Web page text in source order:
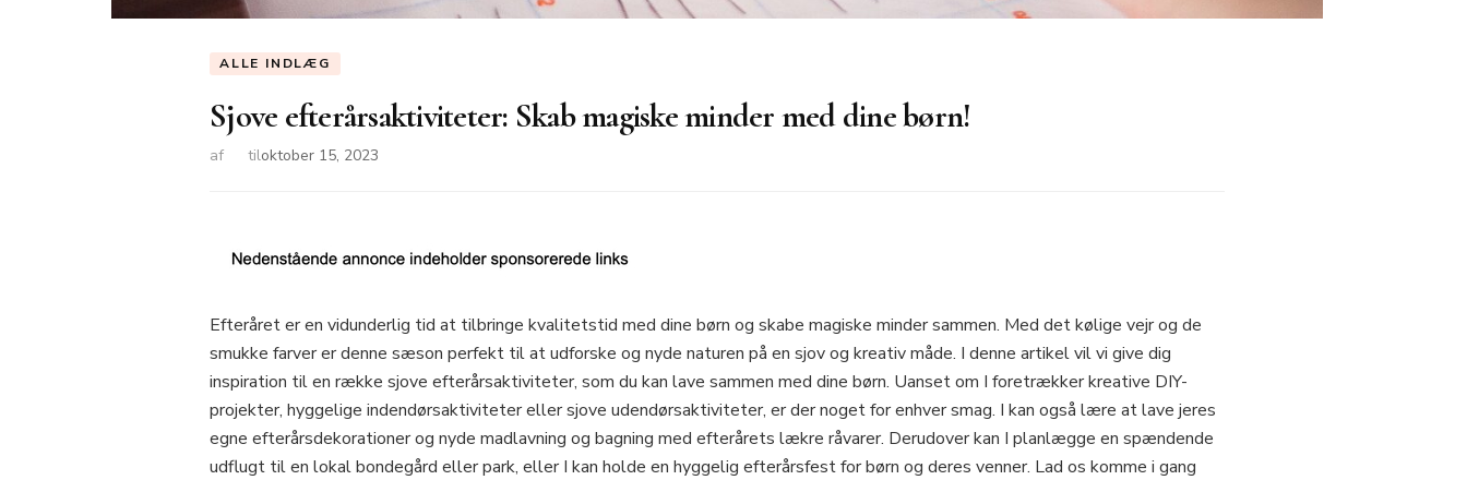
ALLE INDLÆG
Sjove efterårsaktiviteter: Skab magiske minder med dine børn!
af tiloktober 15, 2023
Efteråret er en vidunderlig tid at tilbringe kvalitetstid med dine børn og skabe magiske minder sammen. Med det kølige vejr og de
smukke farver er denne sæson perfekt til at udforske og nyde naturen på en sjov og kreativ måde. I denne artikel vil vi give dig
inspiration til en række sjove efterårsaktiviteter, som du kan lave sammen med dine børn. Uanset om I foretrækker kreative DIY-
projekter, hyggelige indendørsaktiviteter eller sjove udendørsaktiviteter, er der noget for enhver smag. I kan også lære at lave jeres
egne efterårsdekorationer og nyde madlavning og bagning med efterårets lækre råvarer. Derudover kan I planlægge en spændende
udflugt til en lokal bondegård eller park, eller I kan holde en hyggelig efterårsfest for børn og deres venner. Lad os komme i gang